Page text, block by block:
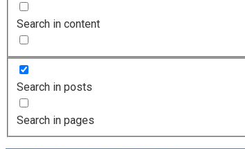
Search in content
Search in posts
Search in pages